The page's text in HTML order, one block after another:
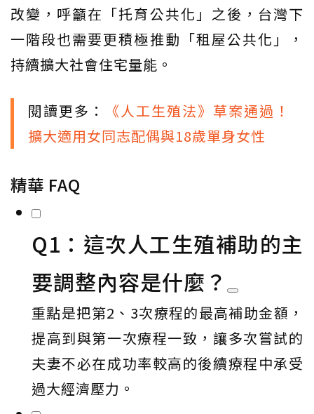
改變，呼籲在「托育公共化」之後，台灣下
一階段也需要更積極推動「租屋公共化」，
持續擴大社會住宅量能。
閱讀更多：
《人工生殖法》草案通過！
擴大適用女同志配偶與18歲單身女性
精華 FAQ
Q1：這次人工生殖補助的主
要調整內容是什麼？
重點是把第2、3次療程的最高補助金額，
提高到與第一次療程一致，讓多次嘗試的
夫妻不必在成功率較高的後續療程中承受
過大經濟壓力。